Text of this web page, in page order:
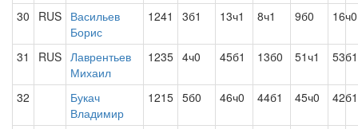
30 RUS Васильев
Борис
1241 3б1 13ч1 8ч1 9б0 16ч0
31 RUS Лаврентьев
Михаил
1235 4ч0 45б1 13б0 51ч1 53б1
32
Букач
Владимир
1215 5б0 46ч0 44б1 45ч0 42б1